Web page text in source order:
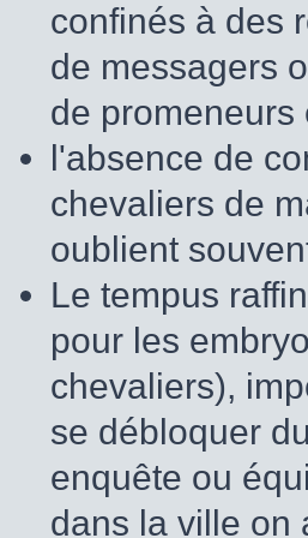
confinés à des
de messagers
de promeneurs
l'absence de
chevaliers de
oublient
Le tempus
pour les
chevaliers),
se débloquer
enquête ou
dans la ville on